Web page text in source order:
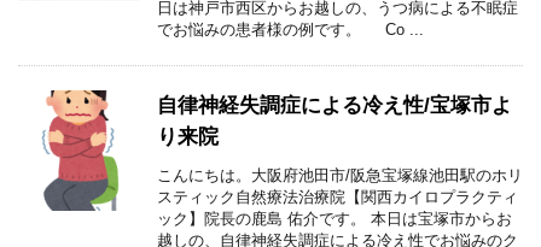
日は神戸市西区からお越しの、うつ病による不眠症
でお悩みの患者様の例です。 Co ...
自律神経失調症による冷え性/宝塚市よ
り来院
こんにちは。大阪府池田市/阪急宝塚線池田駅のホリ
スティック自然療法治療院【関西カイロプラクティ
ック】院長の鹿島 佑介です。 本日は宝塚市からお
越しの、自律神経失調症による冷え性でお悩みのク